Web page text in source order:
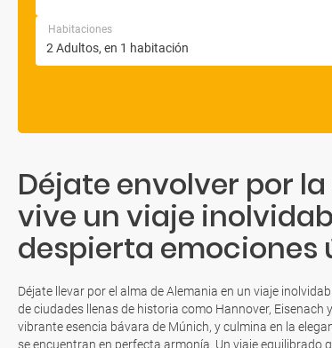
Habitaciones
Déjate envolver por
vive un viaje
despierta emociones
Déjate llevar por el alma de Alemania en un viaje
de ciudades llenas de historia como Hannover,
vibrante esencia bávara de Múnich, y culmina en la
se encuentran en perfecta armonía. Un viaje